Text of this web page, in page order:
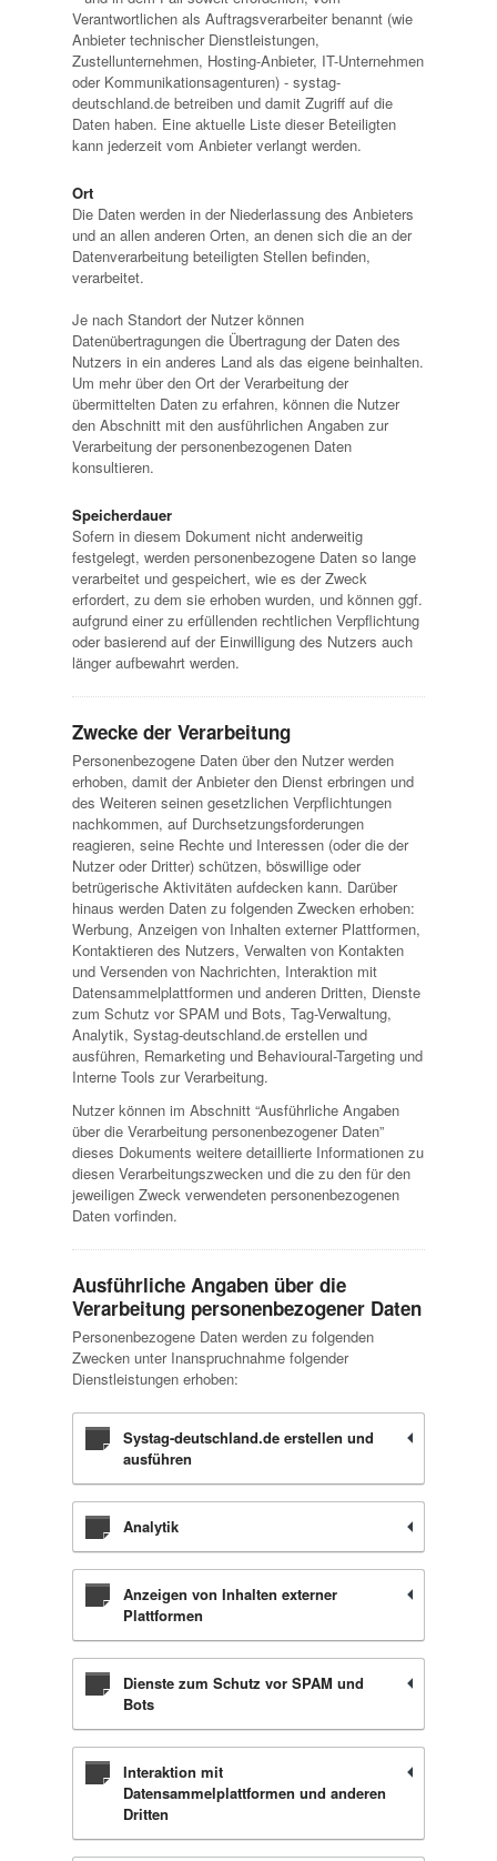
Verantwortlichen als Auftragsverarbeiter benannt (wie
Anbieter technischer Dienstleistungen,
Zustellunternehmen, Hosting-Anbieter, IT-Unternehmen
oder Kommunikationsagenturen) - systag-
deutschland.de betreiben und damit Zugriff auf die
Daten haben. Eine aktuelle Liste dieser Beteiligten
kann jederzeit vom Anbieter verlangt werden.
Ort
Die Daten werden in der Niederlassung des Anbieters
und an allen anderen Orten, an denen sich die an der
Datenverarbeitung beteiligten Stellen befinden,
verarbeitet.
Je nach Standort der Nutzer können
Datenübertragungen die Übertragung der Daten des
Nutzers in ein anderes Land als das eigene beinhalten.
Um mehr über den Ort der Verarbeitung der
übermittelten Daten zu erfahren, können die Nutzer
den Abschnitt mit den ausführlichen Angaben zur
Verarbeitung der personenbezogenen Daten
konsultieren.
Speicherdauer
Sofern in diesem Dokument nicht anderweitig
festgelegt, werden personenbezogene Daten so lange
verarbeitet und gespeichert, wie es der Zweck
erfordert, zu dem sie erhoben wurden, und können ggf.
aufgrund einer zu erfüllenden rechtlichen Verpflichtung
oder basierend auf der Einwilligung des Nutzers auch
länger aufbewahrt werden.
Zwecke der Verarbeitung
Personenbezogene Daten über den Nutzer werden
erhoben, damit der Anbieter den Dienst erbringen und
des Weiteren seinen gesetzlichen Verpflichtungen
nachkommen, auf Durchsetzungsforderungen
reagieren, seine Rechte und Interessen (oder die der
Nutzer oder Dritter) schützen, böswillige oder
betrügerische Aktivitäten aufdecken kann. Darüber
hinaus werden Daten zu folgenden Zwecken erhoben:
Werbung, Anzeigen von Inhalten externer Plattformen,
Kontaktieren des Nutzers, Verwalten von Kontakten
und Versenden von Nachrichten, Interaktion mit
Datensammelplattformen und anderen Dritten, Dienste
zum Schutz vor SPAM und Bots, Tag-Verwaltung,
Analytik, Systag-deutschland.de erstellen und
ausführen, Remarketing und Behavioural-Targeting und
Interne Tools zur Verarbeitung.
Nutzer können im Abschnitt “Ausführliche Angaben
über die Verarbeitung personenbezogener Daten”
dieses Dokuments weitere detaillierte Informationen zu
diesen Verarbeitungszwecken und die zu den für den
jeweiligen Zweck verwendeten personenbezogenen
Daten vorfinden.
Ausführliche Angaben über die
Verarbeitung personenbezogener Daten
Personenbezogene Daten werden zu folgenden
Zwecken unter Inanspruchnahme folgender
Dienstleistungen erhoben:
Systag-deutschland.de erstellen und
ausführen
Analytik
Anzeigen von Inhalten externer
Plattformen
Dienste zum Schutz vor SPAM und
Bots
Interaktion mit
Datensammelplattformen und anderen
Dritten